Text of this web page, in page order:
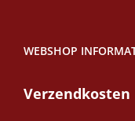
WEBSHOP